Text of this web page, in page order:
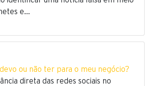
e…
devo ou não ter para o meu negócio?
direta das redes sociais no